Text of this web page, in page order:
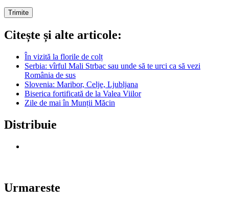
Citește și alte articole:
În vizită la florile de colț
Serbia: vîrful Mali Strbac sau unde să te urci ca să vezi
România de sus
Slovenia: Maribor, Celje, Ljubljana
Biserica fortificată de la Valea Viilor
Zile de mai în Munții Măcin
Distribuie
Urmareste